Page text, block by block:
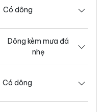
Có dông
Dông kèm mưa đá
nhẹ
Có dông